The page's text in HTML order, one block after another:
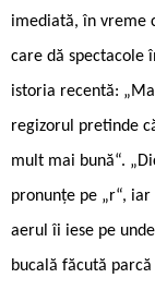
imediată, în vreme
care dă spectacole
istoria recentă:
regizorul pretinde
mult mai bună“.
pronunțe pe „r“,
aerul îi iese pe
bucală făcută